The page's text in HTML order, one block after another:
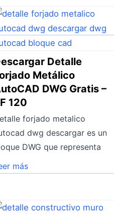
Detalle
Metálico
DWG Gratis –
120
forjado metalico
dwg descargar es un
DWG que representa
más